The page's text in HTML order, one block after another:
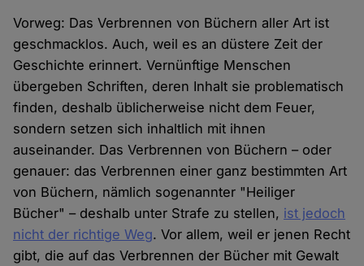
Vorweg: Das Verbrennen von Büchern aller Art ist
geschmacklos. Auch, weil es an düstere Zeit der
Geschichte erinnert. Vernünftige Menschen
übergeben Schriften, deren Inhalt sie problematisch
finden, deshalb üblicherweise nicht dem Feuer,
sondern setzen sich inhaltlich mit ihnen
auseinander. Das Verbrennen von Büchern – oder
genauer: das Verbrennen einer ganz bestimmten Art
von Büchern, nämlich sogenannter "Heiliger
Bücher" – deshalb unter Strafe zu stellen, ist jedoch
nicht der richtige Weg. Vor allem, weil er jenen Recht
gibt, die auf das Verbrennen der Bücher mit Gewalt